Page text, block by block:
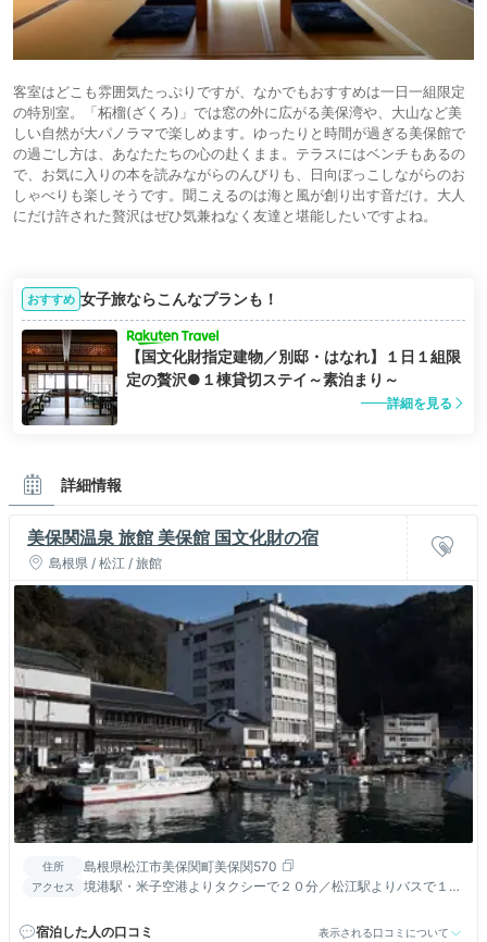
客室はどこも雰囲気たっぷりですが、なかでもおすすめは一日一組限定
の特別室。「柘榴(ざくろ)」では窓の外に広がる美保湾や、大山など美
しい自然が大パノラマで楽しめます。ゆったりと時間が過ぎる美保館で
の過ごし方は、あなたたちの心の赴くまま。テラスにはベンチもあるの
で、お気に入りの本を読みながらのんびりも、日向ぼっこしながらのお
しゃべりも楽しそうです。聞こえるのは海と風が創り出す音だけ。大人
にだけ許された贅沢はぜひ気兼ねなく友達と堪能したいですよね。
おすすめ 女子旅ならこんなプランも！
【国文化財指定建物／別邸・はなれ】１日１組限
定の贅沢●１棟貸切ステイ～素泊まり～
詳細を見る
詳細情報
美保関温泉 旅館 美保館 国文化財の宿
島根県 / 松江 / 旅館
住所 島根県松江市美保関町美保関570
アクセス
境港駅・米子空港よりタクシーで２０分／松江駅よりバスで１時
宿泊した人の口コミ
表示される口コミについて